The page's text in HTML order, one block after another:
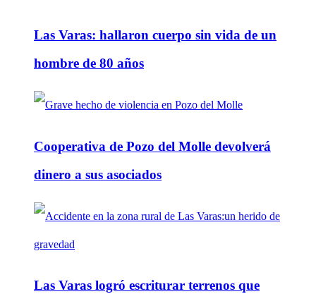
Las Varas: hallaron cuerpo sin vida de un
hombre de 80 años
Cooperativa de Pozo del Molle devolverá
dinero a sus asociados
Las Varas logró escriturar terrenos que